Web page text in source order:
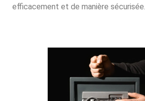
efficacement et de manière sécurisée.